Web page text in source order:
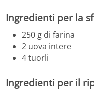
Ingredienti per la
250 g di farina
2 uova intere
4 tuorli
Ingredienti per il